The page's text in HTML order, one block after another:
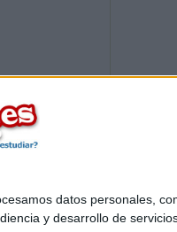
datos personales,
y desarrollo de
|Anúnciate
generales|Política de